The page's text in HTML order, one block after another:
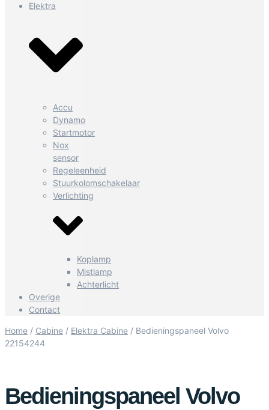
Elektra
Accu
Dynamo
Startmotor
Nox
sensor
Regeleenheid
Stuurkolomschakelaar
Verlichting
Koplamp
Mistlamp
Achterlicht
Overige
Contact
Home / Cabine / Elektra Cabine / Bedieningspaneel Volvo
22154244
Bedieningspaneel Volvo